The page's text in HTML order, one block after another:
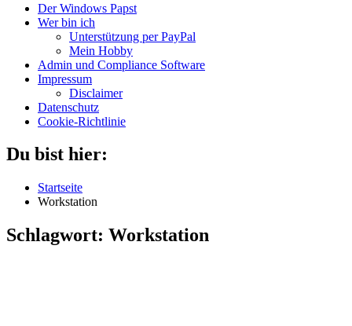
Der Windows Papst
Wer bin ich
Unterstützung per PayPal
Mein Hobby
Admin und Compliance Software
Impressum
Disclaimer
Datenschutz
Cookie-Richtlinie
Du bist hier:
Startseite
Workstation
Schlagwort: Workstation